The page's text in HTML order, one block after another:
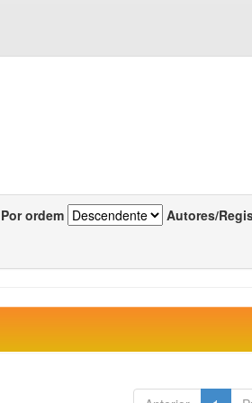
Por ordem Autores/